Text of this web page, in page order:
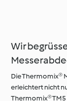
Wir
Die Thermomix®
erleichtert nicht
Thermomix®